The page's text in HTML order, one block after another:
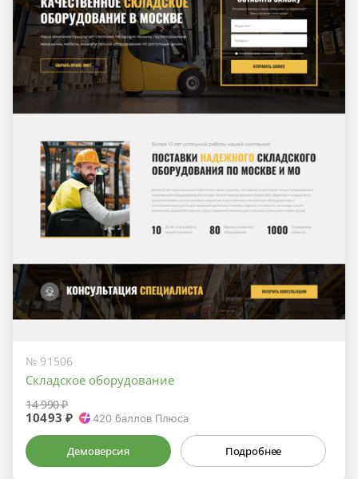
№ 91506
Складское оборудование
14 990 ₽
10493 ₽ 420 баллов Плюса
Демоверсия Подробнее